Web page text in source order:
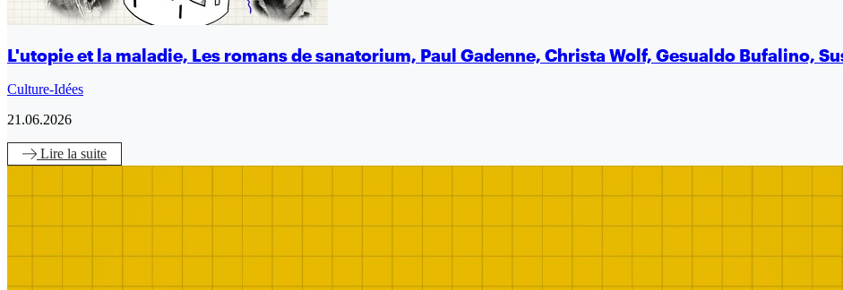
L'utopie et la maladie, Les romans de sanatorium, Paul Gadenne, Christa Wolf, Gesualdo Bufalino,
Culture-Idées
21.06.2026
Lire la suite